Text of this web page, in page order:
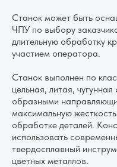
Станок может быть
ЧПУ по выбору
длительную обработку
участием оператора.
Станок выполнен по
цельная, литая,
образными
максимальную
обработке деталей.
использовать
твердосплавный
цветных металлов.